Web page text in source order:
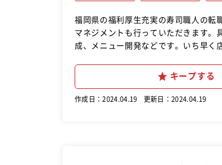
福岡県の福利厚生充実の寿司職人の転職おすすめ求人ご紹介。 基本の仕事
マネジメントも行っていただきます。
成、メニュー開発などです。いち早く
キープする
作成日：2024.04.19 更新日：2024.04.19